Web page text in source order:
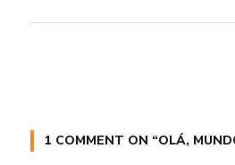
1 COMMENT ON “OLÁ,